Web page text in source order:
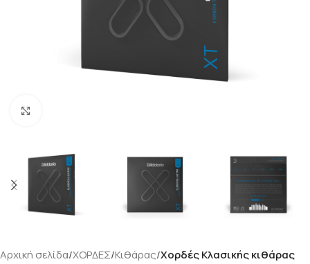
Αρχική σελίδα ΧΟΡΔΕΣ Κιθάρας Χορδές Κλασικής κιθάρας